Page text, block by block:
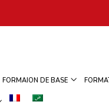
FORMAION DE BASE